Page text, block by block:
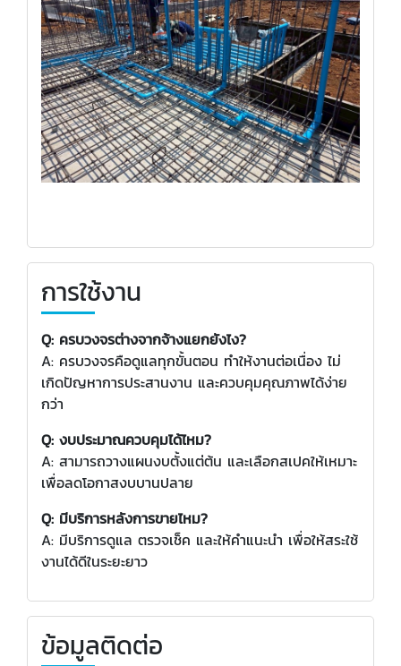
การใช้งาน
Q: ครบวงจรต่างจากจ้างแยกยังไง?
A: ครบวงจรคือดูแลทุกขั้นตอน ทำให้งานต่อเนื่อง ไม่
เกิดปัญหาการประสานงาน และควบคุมคุณภาพได้ง่าย
กว่า
Q: งบประมาณควบคุมได้ไหม?
A: สามารถวางแผนงบตั้งแต่ต้น และเลือกสเปคให้เหมาะ
เพื่อลดโอกาสงบบานปลาย
Q: มีบริการหลังการขายไหม?
A: มีบริการดูแล ตรวจเช็ค และให้คำแนะนำ เพื่อให้สระใช้
งานได้ดีในระยะยาว
ข้อมูลติดต่อ